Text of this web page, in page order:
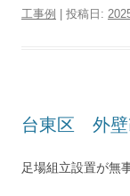
工事例
| 投稿日:
台東区 外
足場組立設置が無